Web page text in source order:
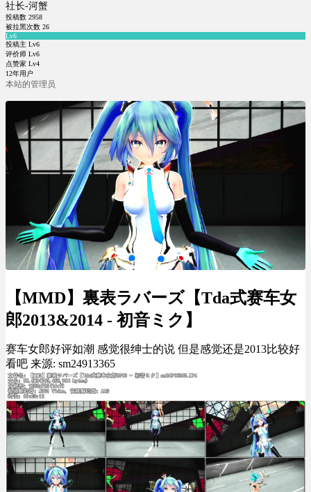
社长-河蟹
投稿数 2958
被拉黑次数 26
Lv6
投稿主 Lv6
评价师 Lv6
点赞家 Lv4
12年用户
本站的管理员
【MMD】裏表ラバーズ【Tda式赛车女
郎2013&2014 - 初音ミク】
赛车女郎好评如潮 感觉很绅士的说 但是感觉还是2013比较好
看吧 来源: sm24913365